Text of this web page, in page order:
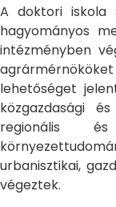
A doktori iskola
hagyományos
intézményben
lehetőséget
közgazdasági
regionális és
urbanisztikai,
végeztek.